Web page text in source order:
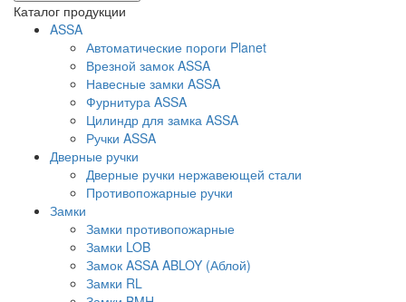
Каталог продукции
ASSA
Автоматические пороги Planet
Врезной замок ASSA
Навесные замки ASSA
Фурнитура ASSA
Цилиндр для замка ASSA
Ручки ASSA
Дверные ручки
Дверные ручки нержавеющей стали
Противопожарные ручки
Замки
Замки противопожарные
Замки LOB
Замок ASSA ABLOY (Аблой)
Замки RL